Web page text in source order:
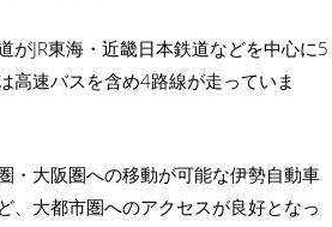
がJR東海・近畿日本鉄道などを中心に5
高速バスを含め4路線が走っていま
・大阪圏への移動が可能な伊勢自動車
、大都市圏へのアクセスが良好となっ